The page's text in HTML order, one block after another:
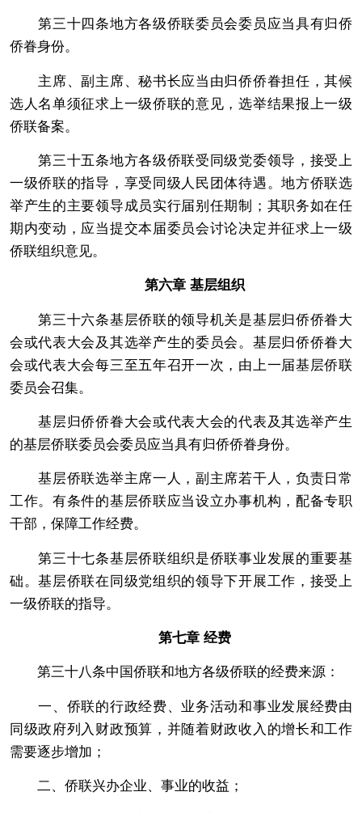
第三十四条地方各级侨联委员会委员应当具有归侨
侨眷身份。
主席、副主席、秘书长应当由归侨侨眷担任，其候
选人名单须征求上一级侨联的意见，选举结果报上一级
侨联备案。
第三十五条地方各级侨联受同级党委领导，接受上
一级侨联的指导，享受同级人民团体待遇。地方侨联选
举产生的主要领导成员实行届别任期制；其职务如在任
期内变动，应当提交本届委员会讨论决定并征求上一级
侨联组织意见。
第六章 基层组织
第三十六条基层侨联的领导机关是基层归侨侨眷大
会或代表大会及其选举产生的委员会。基层归侨侨眷大
会或代表大会每三至五年召开一次，由上一届基层侨联
委员会召集。
基层归侨侨眷大会或代表大会的代表及其选举产生
的基层侨联委员会委员应当具有归侨侨眷身份。
基层侨联选举主席一人，副主席若干人，负责日常
工作。有条件的基层侨联应当设立办事机构，配备专职
干部，保障工作经费。
第三十七条基层侨联组织是侨联事业发展的重要基
础。基层侨联在同级党组织的领导下开展工作，接受上
一级侨联的指导。
第七章 经费
第三十八条中国侨联和地方各级侨联的经费来源：
一、侨联的行政经费、业务活动和事业发展经费由
同级政府列入财政预算，并随着财政收入的增长和工作
需要逐步增加；
二、侨联兴办企业、事业的收益；